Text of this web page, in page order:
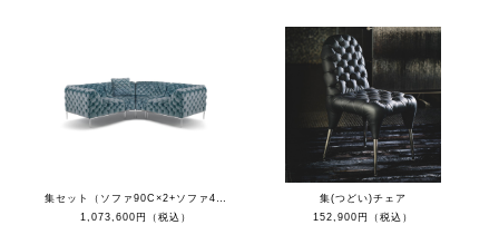
集セット（ソファ90C×2+ソファ45C×2+クッション）
1,073,600円（税込）
集(つどい)チェア
152,900円（税込）